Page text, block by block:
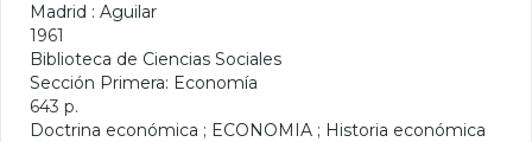
Madrid : Aguilar
1961
Biblioteca de Ciencias Sociales
Sección Primera: Economía
643 p.
Doctrina económica ; ECONOMIA ; Historia económica